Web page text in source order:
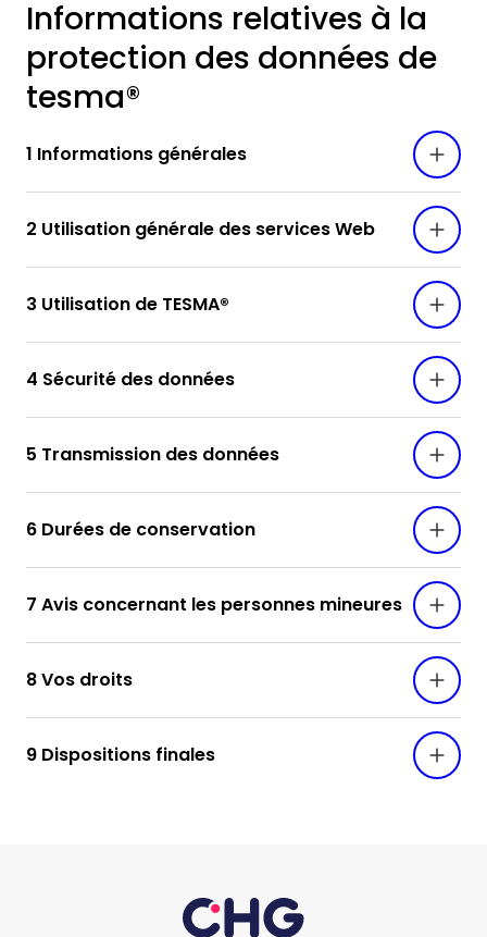
Informations relatives à la
protection des données de
tesma®
1 Informations générales
2 Utilisation générale des services Web
3 Utilisation de TESMA®
4 Sécurité des données
5 Transmission des données
6 Durées de conservation
7 Avis concernant les personnes mineures
8 Vos droits
9 Dispositions finales